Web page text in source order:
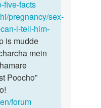
five-facts
pregnancy/sex-
i-tell-him-
is mudde
mein
Poocho”
forum